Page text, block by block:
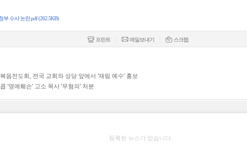
부 수사 논란.pdf (262.5KB)
프린트 메일보내기 스크랩
음전도회, 전국 교회와 성당 앞에서 ‘재림 예수’ 홍보
‘명예훼손’ 고소 목사 ‘무혐의’ 처분
등록된 뉴스가 없습니다.